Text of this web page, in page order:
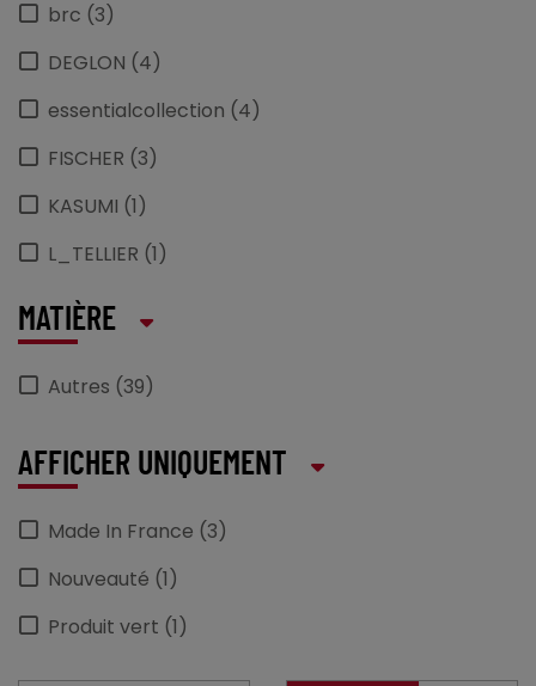
brc (3)
DEGLON (4)
essentialcollection (4)
FISCHER (3)
KASUMI (1)
L_TELLIER (1)
MAPA (2)
MASTRAD (2)
PRO_COOKER (13)
MATIÈRE
Autres (39)
AFFICHER UNIQUEMENT
Made In France (3)
Nouveauté (1)
Produit vert (1)